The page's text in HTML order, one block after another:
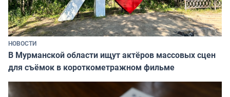
НОВОСТИ
В Мурманской области ищут актёров массовых сцен
для съёмок в короткометражном фильме